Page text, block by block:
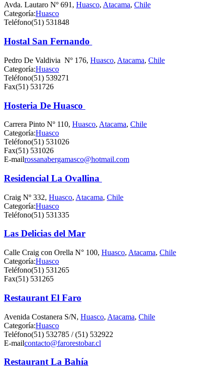
Avda. Lautaro Nº 691, Huasco, Atacama, Chile
Categoría:Huasco
Teléfono(51) 531848
Hostal San Fernando
Pedro De Valdivia Nº 176, Huasco, Atacama, Chile
Categoría:Huasco
Teléfono(51) 539271
Fax(51) 531726
Hosteria De Huasco
Carrera Pinto Nº 110, Huasco, Atacama, Chile
Categoría:Huasco
Teléfono(51) 531026
Fax(51) 531026
E-mailrossanabergamasco@hotmail.com
Residencial La Ovallina
Craig Nº 332, Huasco, Atacama, Chile
Categoría:Huasco
Teléfono(51) 531335
Las Delicias del Mar
Calle Craig con Orella N° 100, Huasco, Atacama, Chile
Categoría:Huasco
Teléfono(51) 531265
Fax(51) 531265
Restaurant El Faro
Avenida Costanera S/N, Huasco, Atacama, Chile
Categoría:Huasco
Teléfono(51) 532785 / (51) 532922
E-mailcontacto@farorestobar.cl
Restaurant La Bahía